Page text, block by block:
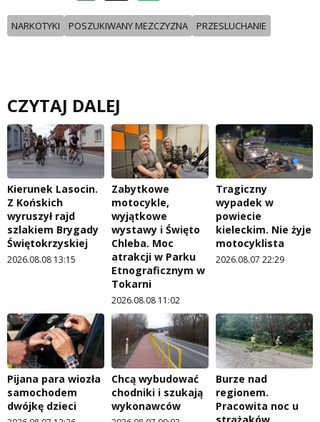
NARKOTYKI POSZUKIWANY MEZCZYZNA PRZESLUCHANIE
CZYTAJ DALEJ
Kierunek Lasocin.
Z Końskich
wyruszył rajd
szlakiem Brygady
Świętokrzyskiej
2026.08.08 13:15
Zabytkowe
motocykle,
wyjątkowe
wystawy i Święto
Chleba. Moc
atrakcji w Parku
Etnograficznym w
Tokarni
2026.08.08 11:02
Tragiczny
wypadek w
powiecie
kieleckim. Nie żyje
motocyklista
2026.08.07 22:29
Pijana para wiozła
samochodem
dwójkę dzieci
Chcą wybudować
chodniki i szukają
wykonawców
Burze nad
regionem.
Pracowita noc u